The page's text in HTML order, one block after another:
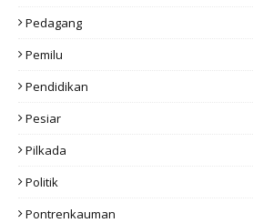
Pedagang
Pemilu
Pendidikan
Pesiar
Pilkada
Politik
Pontrenkauman